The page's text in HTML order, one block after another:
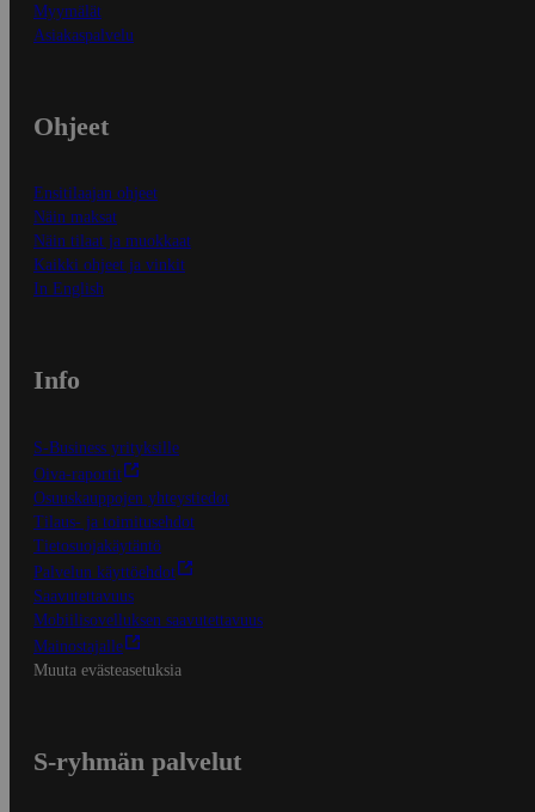
Myymälät
Asiakaspalvelu
Ohjeet
Ensitilaajan ohjeet
Näin maksat
Näin tilaat ja muokkaat
Kaikki ohjeet ja vinkit
In English
Info
S-Business yrityksille
Oiva-raportit
Osuuskauppojen yhteystiedot
Tilaus- ja toimitusehdot
Tietosuojakäytäntö
Palvelun käyttöehdot
Saavutettavuus
Mobiilisovelluksen saavutettavuus
Mainostajalle
Muuta evästeasetuksia
S-ryhmän palvelut